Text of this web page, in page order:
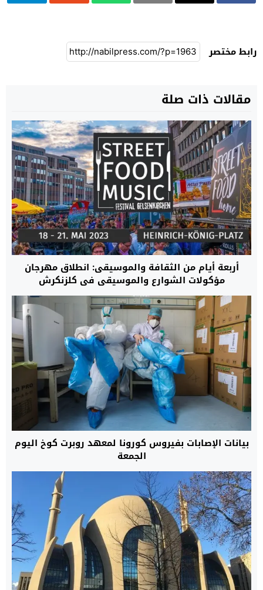
رابط مختصر
مقالات ذات صلة
أربعة أيام من الثقافة والموسيقى: انطلاق مهرجان
مؤكولات الشوارع والموسيقى في كلزنكرش
بيانات الإصابات بفيروس كورونا لمعهد روبرت كوخ اليوم
الجمعة